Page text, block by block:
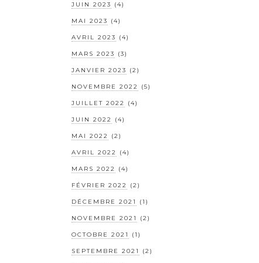
JUIN 2023 (4)
MAI 2023 (4)
AVRIL 2023 (4)
MARS 2023 (3)
JANVIER 2023 (2)
NOVEMBRE 2022 (5)
JUILLET 2022 (4)
JUIN 2022 (4)
MAI 2022 (2)
AVRIL 2022 (4)
MARS 2022 (4)
FÉVRIER 2022 (2)
DÉCEMBRE 2021 (1)
NOVEMBRE 2021 (2)
OCTOBRE 2021 (1)
SEPTEMBRE 2021 (2)